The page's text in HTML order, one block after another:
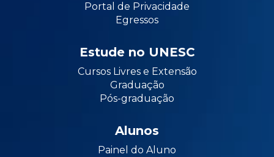
Portal de Privacidade
Egressos
Estude no UNESC
Cursos Livres e Extensão
Graduação
Pós-graduação
Alunos
Painel do Aluno